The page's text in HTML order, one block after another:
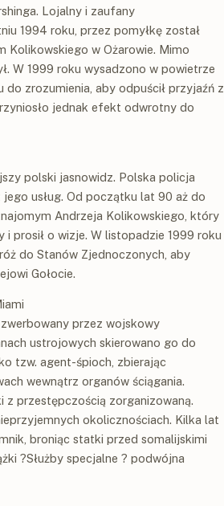
Lojalny i zaufany
1994 roku, przez pomyłkę został
Kolikowskiego w Ożarowie. Mimo
W 1999 roku wysadzono w powietrze
do zrozumienia, aby odpuścił przyjaźń z
jednak efekt odwrotny do
polski jasnowidz. Polska policja
usług. Od początku lat 90 aż do
Andrzeja Kolikowskiego, który
i prosił o wizje. W listopadzie 1999 roku
do Stanów Zjednoczonych, aby
Gołocie.
przez wojskowy
ustrojowych skierowano go do
tzw. agent-śpioch, zbierając
wewnątrz organów ściągania.
z przestępczością zorganizowaną.
okolicznościach. Kilka lat
broniąc statki przed somalijskimi
?Służby specjalne ? podwójna